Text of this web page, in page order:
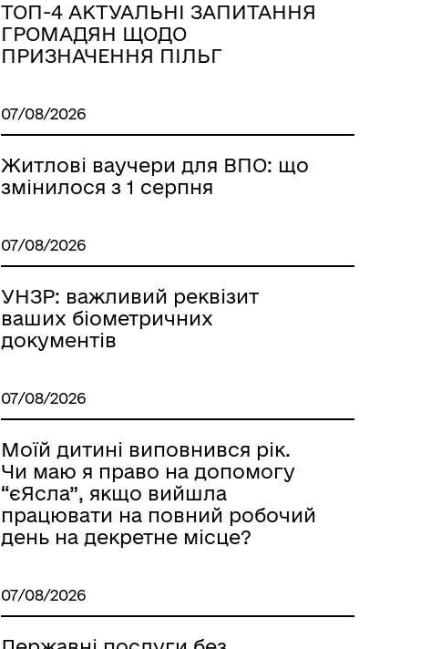
ТОП-4 АКТУАЛЬНІ ЗАПИТАННЯ
ГРОМАДЯН ЩОДО
ПРИЗНАЧЕННЯ ПІЛЬГ
07/08/2026
Житлові ваучери для ВПО: що
змінилося з 1 серпня
07/08/2026
УНЗР: важливий реквізит
ваших біометричних
документів
07/08/2026
Моїй дитині виповнився рік.
Чи маю я право на допомогу
“єЯсла”, якщо вийшла
працювати на повний робочий
день на декретне місце?
07/08/2026